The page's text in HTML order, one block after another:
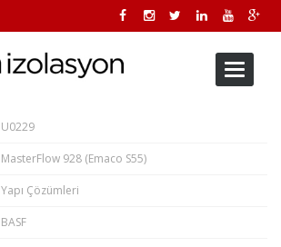
Toggle
U0229
MasterFlow 928 (Emaco S55)
Yapı Çözümleri
BASF